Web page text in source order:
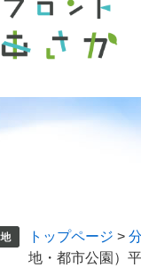
トップページ >
地・都市公園）